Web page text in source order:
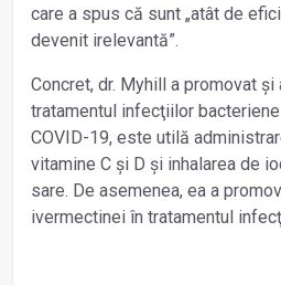
care a spus că sunt „atât de
devenit irelevantă”.
Concret, dr. Myhill a promovat
tratamentul infecţiilor
COVID-19, este utilă
vitamine C și D și inhalarea de
sare. De asemenea, ea a
ivermectinei în tratamentul